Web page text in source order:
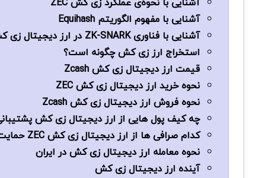
آشنایی با مفهوم الگوریتم Equihash
آشنایی با فناوری ZK-SNARK در ارز دیجیتال زی کش ZEC
استخراج ارز زی کش چگونه است؟
قیمت ارز دیجیتال زی کش Zcash
نحوه خرید ارز دیجیتال زی کش ZEC
نحوه فروش ارز دیجیتال زی کش Zcash
چه کیف پول هایی از ارز دیجیتال زی کش
کدام صرافی ها از ارز دیجیتال زی کش ZEC حمایت می کنند؟
نحوه معامله ارز دیجیتال زی کش در ایران
آینده ارز دیجیتال زی کش